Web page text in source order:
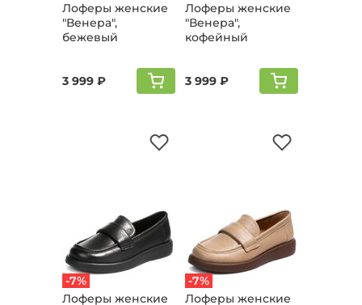
Лоферы женские
"Венера",
бежевый
3 999 ₽
Лоферы женские
"Венера",
кофейный
3 999 ₽
-7%
Лоферы женские
-7%
Лоферы женские